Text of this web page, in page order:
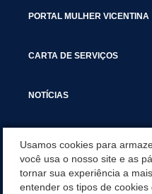
PORTAL MULHER VICENTINA
CARTA DE SERVIÇOS
NOTÍCIAS
VISITE SÃO VICENTE
Usamos cookies para
você usa o nosso site e as
tornar sua experiência a
entender os tipos de cookies